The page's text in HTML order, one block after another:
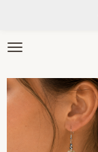
naar
hoofdinhoud